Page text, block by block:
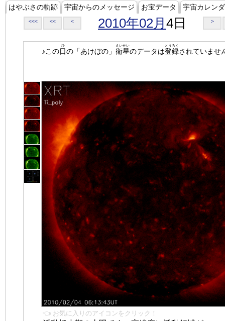
はやぶさの軌跡 宇宙からのメッセージ お宝データ 宇宙カレン
<<< << < 2010年02月 4日 >
♪この日
ひ
の「あけぼの」 衛星
えいせい
のデータは登録
とうろく
されていませ
👈 お気に入りのアイコンをクリック！